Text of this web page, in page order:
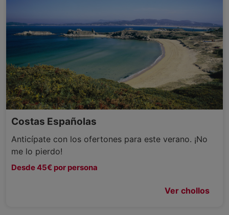
Costas Españolas
Anticípate con los ofertones para este verano. ¡No
me lo pierdo!
Desde 45€ por persona
Ver chollos